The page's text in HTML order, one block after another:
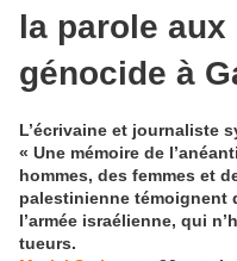
la parole
génocide à
L’écrivaine et journaliste
« Une mémoire de
hommes, des femmes et
palestinienne témoignent
l’armée israélienne, qui
tueurs.